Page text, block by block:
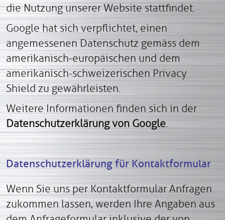
die Nutzung unserer Website stattfindet.
Google hat sich verpflichtet, einen
angemessenen Datenschutz gemäss dem
amerikanisch-europäischen und dem
amerikanisch-schweizerischen Privacy
Shield zu gewährleisten.
Weitere Informationen finden sich in der
Datenschutzerklärung von Google.
Datenschutzerklärung für Kontaktformular
Wenn Sie uns per Kontaktformular Anfragen
zukommen lassen, werden Ihre Angaben aus